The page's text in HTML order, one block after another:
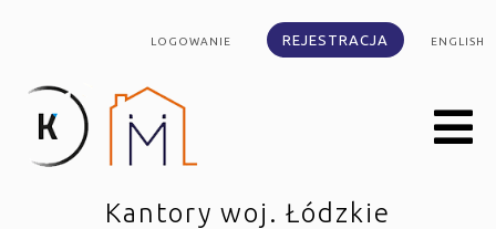
LOGOWANIE REJESTRACJA ENGLISH
Kantory woj. Łódzkie